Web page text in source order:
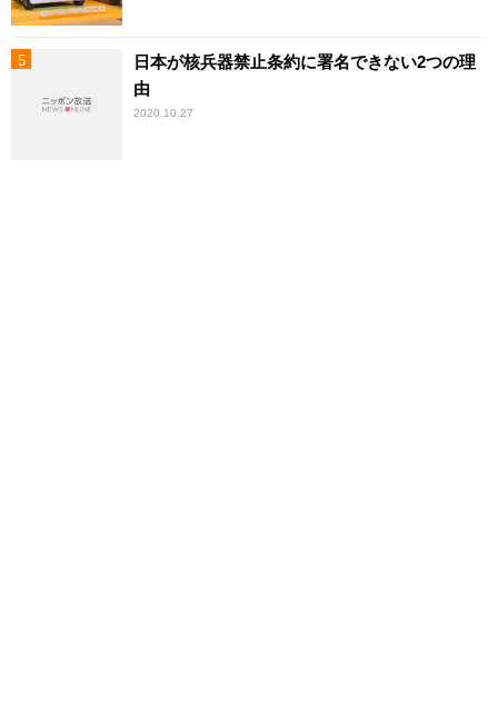
日本が核兵器禁止条約に署名できない2つの理
由
2020.10.27